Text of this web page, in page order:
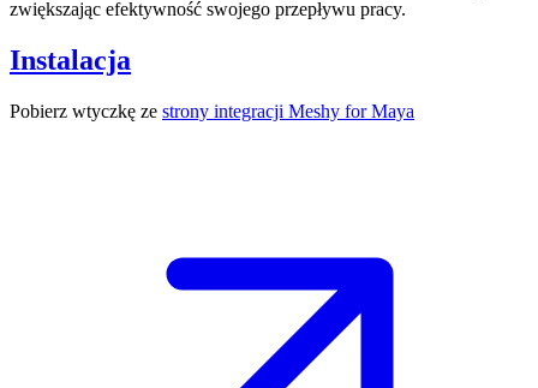
zwiększając efektywność swojego przepływu pracy.
Instalacja
Pobierz wtyczkę ze strony integracji Meshy for Maya